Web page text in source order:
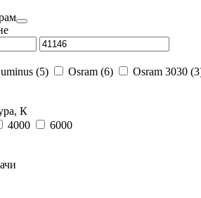
(5) Osram (6) Osram 3030
К
4000
6000